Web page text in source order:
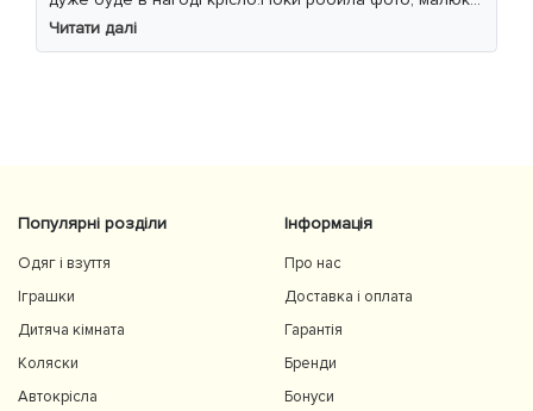
уважно читав інструкцію 😁
Читати далі
Популярні розділи
Одяг і взуття
Іграшки
Дитяча кімната
Коляски
Автокрісла
Інформація
Про нас
Доставка і оплата
Гарантія
Бренди
Бонуси